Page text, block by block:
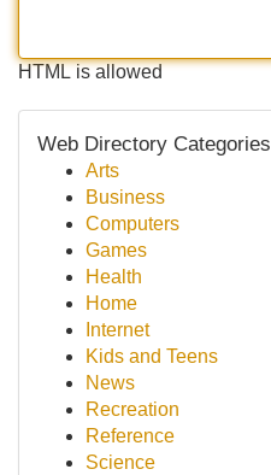
HTML is allowed
Web Directory Categories
Arts
Business
Computers
Games
Health
Home
Internet
Kids and Teens
News
Recreation
Reference
Science